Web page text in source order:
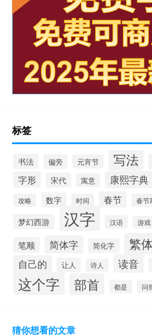
标签
书法 偏旁 元宵节 写法
字形 宋代 寓意 康熙字典
攻略 数字 时间 春节 春节
梦幻西游 汉字 汉语 游戏
笔顺 简体字 简化字 繁体
自己的 让人 诗人 读音
这个字 部首 都是 问
猜你想看的文章